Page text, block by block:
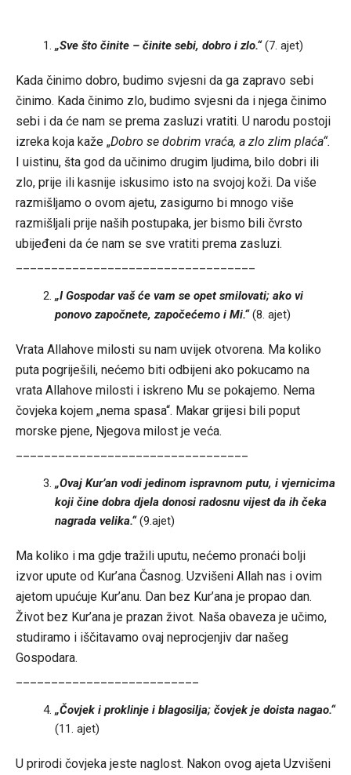
„Sve što činite – činite sebi, dobro i zlo.“(7. ajet)
Kada činimo dobro, budimo svjesni da ga zapravo sebi
činimo. Kada činimo zlo, budimo svjesni da i njega činimo
sebi i da će nam se prema zasluzi vratiti. U narodu postoji
izreka koja kaže „Dobro se dobrim vraća, a zlo zlim plaća“.
I uistinu, šta god da učinimo drugim ljudima, bilo dobri ili
zlo, prije ili kasnije iskusimo isto na svojoj koži. Da više
razmišljamo o ovom ajetu, zasigurno bi mnogo više
razmišljali prije naših postupaka, jer bismo bili čvrsto
ubijeđeni da će nam se sve vratiti prema zasluzi.
„I Gospodar vaš će vam se opet smilovati; ako vi
ponovo započnete, započećemo i Mi.“(8. ajet)
Vrata Allahove milosti su nam uvijek otvorena. Ma koliko
puta pogriješili, nećemo biti odbijeni ako pokucamo na
vrata Allahove milosti i iskreno Mu se pokajemo. Nema
čovjeka kojem „nema spasa“. Makar grijesi bili poput
morske pjene, Njegova milost je veća.
„Ovaj Kur’an vodi jedinom ispravnom putu, i vjernicima
koji čine dobra djela donosi radosnu vijest da ih čeka
nagrada velika.“(9.ajet)
Ma koliko i ma gdje tražili uputu, nećemo pronaći bolji
izvor upute od Kur’ana Časnog. Uzvišeni Allah nas i ovim
ajetom upućuje Kur’anu. Dan bez Kur’ana je propao dan.
Život bez Kur’ana je prazan život. Naša obaveza je učimo,
studiramo i iščitavamo ovaj neprocjenjiv dar našeg
Gospodara.
„Čovjek i proklinje i blagosilja; čovjek je doista nagao.“
(11. ajet)
U prirodi čovjeka jeste naglost. Nakon ovog ajeta Uzvišeni